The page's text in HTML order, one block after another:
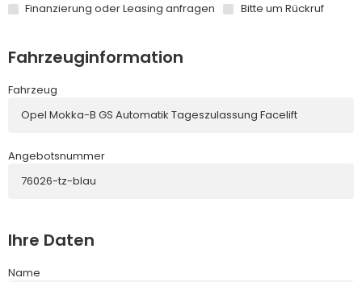
Finanzierung oder Leasing anfragen
Bitte um Rückruf
Fahrzeuginformation
Fahrzeug
Angebotsnummer
Ihre Daten
Name